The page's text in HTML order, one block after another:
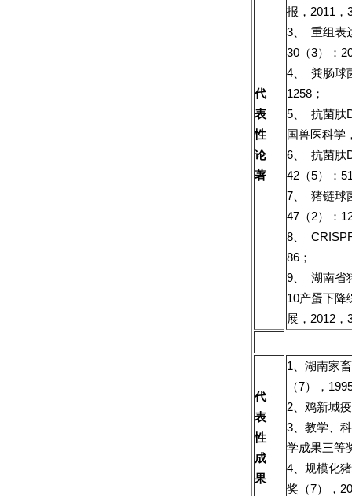
代
表
性
论
著
报，2011，
3、 重组表
30（3）：
4、 粪肠球
1258；
5、 抗菌肽
国兽医科学
6、 抗菌肽
42（5）：
7、 猪链球
47（2）：
8、
86；
9、 湖南省
10产蛋下降
展，2012，
代
表
性
成
果
1、湖南家
（7），
2、鸡新城
3、教学、
学成果三等
4、规模化
奖（7），